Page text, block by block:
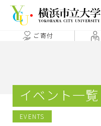
本文へ移動
ご寄付
イベント一覧
EVENTS